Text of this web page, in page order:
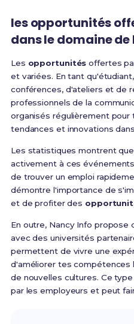
les opportunités
dans le domaine
Les opportunités offertes
et variées. En tant
conférences, d'ateliers et de
professionnels de la
organisés régulièrement
tendances et innovations
Les statistiques montrent
activement à ces
de trouver un emploi
démontre l'importance de
et de profiter des
En outre, Nancy Info propose
avec des universités
permettent de vivre une
d'améliorer tes compétences
de nouvelles cultures. Ce
par les employeurs et peut